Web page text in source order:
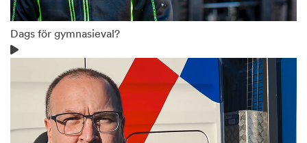
Dags för gymnasieval?